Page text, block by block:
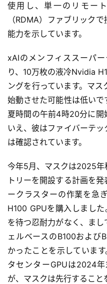
使用し、単一のリモー
（RDMA）ファブリック
能力を示しています。
xAIのメンフィススーパ
り、10万枚の液冷Nvidia
ングを行っています。マ
始動させた可能性は低い
夏時間の午前4時20分に開
いえ、彼はファイバーテ
は確認されています。
今年5月、マスクは2025年
トリーを開設する計画を
ークラスターの作業を急
H100 GPUを購入しまし
を待つ忍耐力がなく、ま
ェルベースのB100および
かったことを示していま
タセンターGPUは2024
が、マスクは先行すること